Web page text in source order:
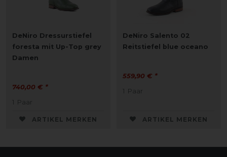
DeNiro Dressurstiefel
foresta mit Up-Top grey
Damen
740,00 € *
1 Paar
ARTIKEL MERKEN
DeNiro Salento 02
Reitstiefel blue oceano
559,90 € *
1 Paar
ARTIKEL MERKEN